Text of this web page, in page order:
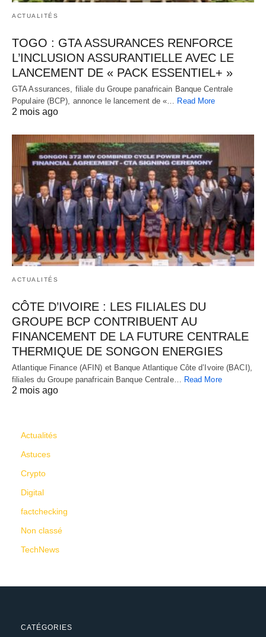
ACTUALITÉS
TOGO : GTA ASSURANCES RENFORCE
L’INCLUSION ASSURANTIELLE AVEC LE
LANCEMENT DE « PACK ESSENTIEL+ »
GTA Assurances, filiale du Groupe panafricain Banque Centrale
Populaire (BCP), annonce le lancement de «…
Read More
2 mois ago
ACTUALITÉS
CÔTE D’IVOIRE : LES FILIALES DU
GROUPE BCP CONTRIBUENT AU
FINANCEMENT DE LA FUTURE CENTRALE
THERMIQUE DE SONGON ENERGIES
Atlantique Finance (AFIN) et Banque Atlantique Côte d’Ivoire (BACI),
filiales du Groupe panafricain Banque Centrale… Read More
2 mois ago
Actualités
Astuces
Crypto
Digital
factchecking
Non classé
TechNews
CATÉGORIES